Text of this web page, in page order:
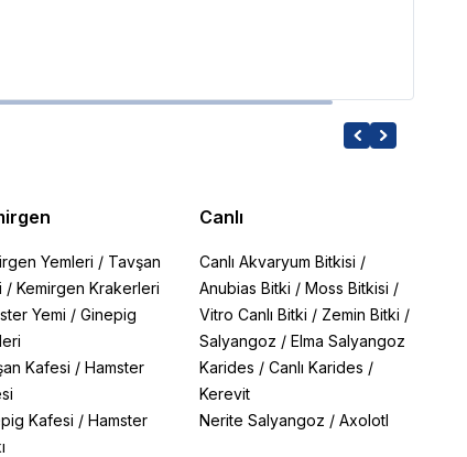
Yemleri / Tavşan
/ Kemirgen Krakerleri
Yemi / Ginepig
Kafesi / Hamster
Kafesi / Hamster
Canlı
Canlı Akvaryum Bitkisi /
Anubias Bitki /Moss Bitkisi /
Vitro Canlı Bitki / Zemin Bitki /
Salyangoz /Elma Salyangoz
Karides /Canlı Karides /
Kerevit
Nerite Salyangoz /Axolotl